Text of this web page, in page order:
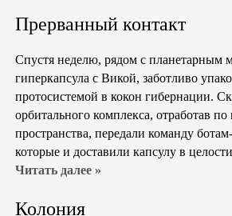
Прерванный контакт
Спустя неделю, рядом с планетарным
гиперкапсула с Викой, заботливо
протосистемой в кокон гибернации.
орбитального комплекса, отработав
пространства, передали команду
которые и доставили капсулу в
Читать далее »
Колония